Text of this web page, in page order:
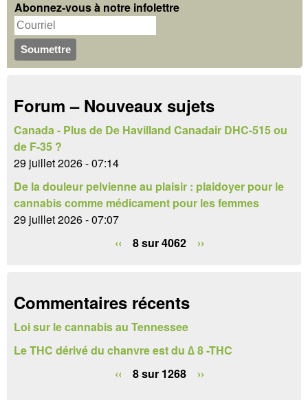
m
u
l
i
r
e
d
e
h
e
r
c
e
r
Abonnez-vous à notre infolettre
Forum – Nouveaux sujets
Canada - Plus de De Havilland Canadair DHC-515 ou
de F-35 ?
29 juillet 2026 - 07:14
De la douleur pelvienne au plaisir : plaidoyer pour le
cannabis comme médicament pour les femmes
29 juillet 2026 - 07:07
‹‹
8 sur 4062 ››
Commentaires récents
Loi sur le cannabis au Tennessee
Le THC dérivé du chanvre est du ∆ 8 -THC
‹‹
8 sur 1268 ››